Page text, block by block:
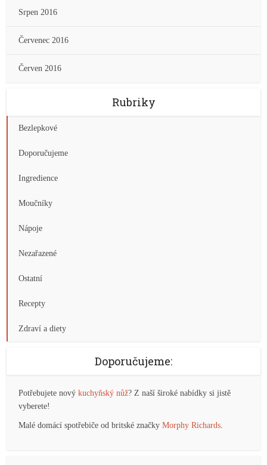
Srpen 2016
Červenec 2016
Červen 2016
Rubriky
Bezlepkové
Doporučujeme
Ingredience
Moučníky
Nápoje
Nezařazené
Ostatní
Recepty
Zdraví a diety
Doporučujeme:
Potřebujete novýkuchyňský nůž? Z naší široké nabídky si jistě
vyberete!
Malé domácí spotřebiče od britské značkyMorphy Richards.